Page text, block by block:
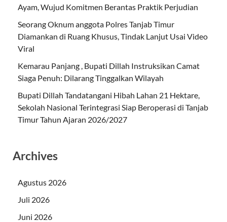
Ayam, Wujud Komitmen Berantas Praktik Perjudian
Seorang Oknum anggota Polres Tanjab Timur
Diamankan di Ruang Khusus, Tindak Lanjut Usai Video
Viral
Kemarau Panjang , Bupati Dillah Instruksikan Camat
Siaga Penuh: Dilarang Tinggalkan Wilayah
Bupati Dillah Tandatangani Hibah Lahan 21 Hektare,
Sekolah Nasional Terintegrasi Siap Beroperasi di Tanjab
Timur Tahun Ajaran 2026/2027
Archives
Agustus 2026
Juli 2026
Juni 2026